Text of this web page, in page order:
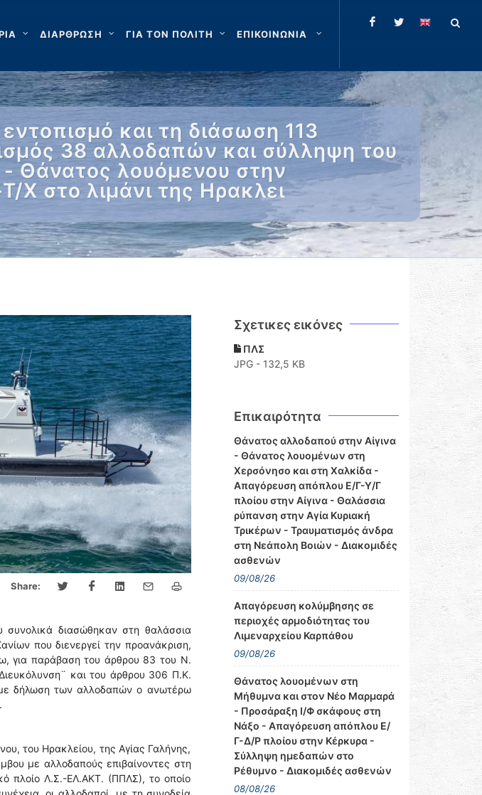
ΔΙΑΡΘΡΩΣΗ ΓΙΑ ΤΟΝ ΠΟΛΙΤΗ ΕΠΙΚΟΙΝΩΝΙΑ
και τη διάσωση 113
38 αλλοδαπών και σύλληψη του
- Θάνατος λουόμενου στην
στο λιμάνι της Ηρακλει
Share:
διασώθηκαν στη θαλάσσια
που διενεργεί την προανάκριση,
για παράβαση του άρθρου 83 του Ν.
και του άρθρου 306 Π.Κ.
δήλωση των αλλοδαπών ο ανωτέρω
του Ηρακλείου, της Αγίας Γαλήνης,
με αλλοδαπούς επιβαίνοντες στη
πλοίο Λ.Σ.-ΕΛ.ΑΚΤ. (ΠΠΛΣ), το οποίο
Σχετικες εικόνες
ΠΛΣ
JPG - 132,5 KB
Επικαιρότητα
Θάνατος αλλοδαπού στην Αίγινα
- Θάνατος λουομένων στη
Χερσόνησο και στη Χαλκίδα -
Απαγόρευση απόπλου Ε/Γ-Υ/Γ
πλοίου στην Αίγινα - Θαλάσσια
ρύπανση στην Αγία Κυριακή
Τρικέρων - Τραυματισμός άνδρα
στη Νεάπολη Βοιών - Διακομιδές
ασθενών
09/08/26
Απαγόρευση κολύμβησης σε
περιοχές αρμοδιότητας του
Λιμεναρχείου Καρπάθου
09/08/26
Θάνατος λουομένων στη
Μήθυμνα και στον Νέο Μαρμαρά
- Προσάραξη Ι/Φ σκάφους στη
Νάξο - Απαγόρευση απόπλου Ε/
Γ-Δ/Ρ πλοίου στην Κέρκυρα -
Σύλληψη ημεδαπών στο
Ρέθυμνο - Διακομιδές ασθενών
08/08/26